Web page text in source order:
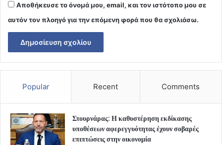
Αποθήκευσε το όνομά μου, email, και τον ιστότοπο μου σε
αυτόν τον πλοηγό για την επόμενη φορά που θα σχολιάσω.
Popular Recent Comments
Στουρνάρας: Η καθυστέρηση εκδίκασης
υποθέσεων αφερεγγυότητας έχουν σοβαρές
επιπτώσεις στην οικονομία